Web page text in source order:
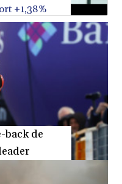
sur un
+1,38%